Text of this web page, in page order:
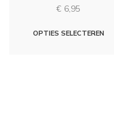
€ 6,95
OPTIES SELECTEREN